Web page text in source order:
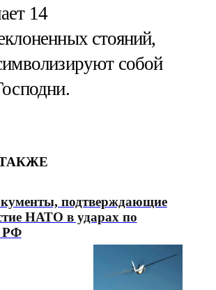
14
стояний,
собой
подтверждающие
НАТО в ударах по
РФ